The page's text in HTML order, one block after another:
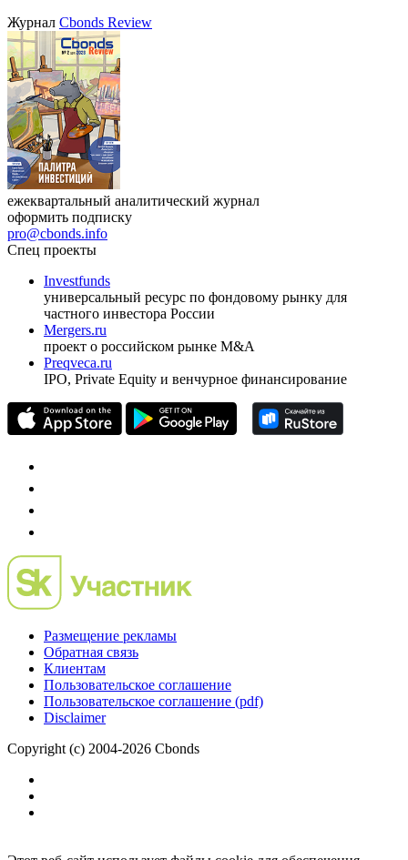
Журнал Cbonds Review
ежеквартальный аналитический журнал
оформить подписку
pro@cbonds.info
Спец проекты
Investfunds
универсальный ресурс по фондовому рынку для
частного инвестора России
Mergers.ru
проект о российском рынке M&A
Preqveca.ru
IPO, Private Equity и венчурное финансирование
Размещение рекламы
Обратная связь
Клиентам
Пользовательское соглашение
Пользовательское соглашение (pdf)
Disclaimer
Copyright (c) 2004-2026 Cbonds